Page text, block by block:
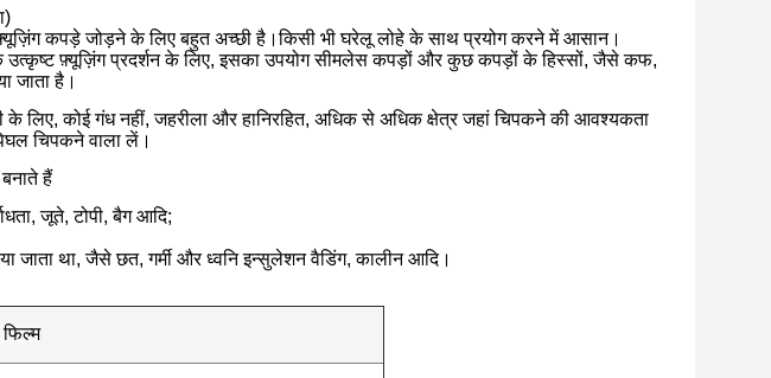
कपड़े जोड़ने के लिए बहुत अच्छी है।किसी भी घरेलू लोहे के साथ प्रयोग करने में आसान।
फ़्यूज़िंग प्रदर्शन के लिए, इसका उपयोग सीमलेस कपड़ों और कुछ कपड़ों के हिस्सों, जैसे कफ,
जाता है।
लिए, कोई गंध नहीं, जहरीला और हानिरहित, अधिक से अधिक क्षेत्र जहां चिपकने की आवश्यकता
चिपकने वाला लें।
हैं
जूते, टोपी, बैग आदि;
जाता था, जैसे छत, गर्मी और ध्वनि इन्सुलेशन वैडिंग, कालीन आदि।
फिल्म